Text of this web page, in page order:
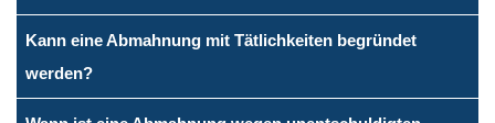
Kann eine Abmahnung mit Tätlichkeiten begründet
werden?